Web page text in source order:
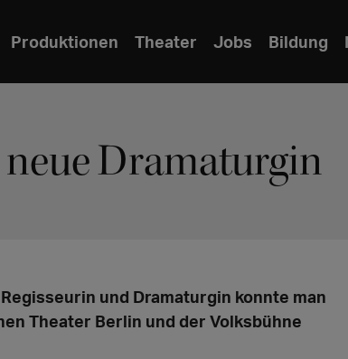
Produktionen Theater Jobs Bildung
Dramaturgin
und Dramaturgin konnte man
Theater Berlin und der Volksbühne